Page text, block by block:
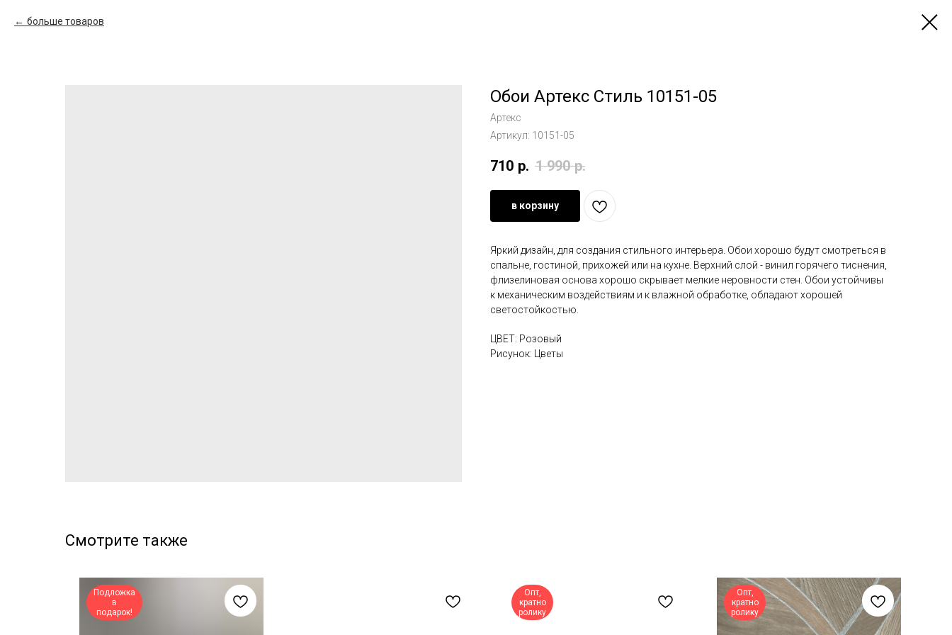
больше товаров
Обои Артекс Стиль 10151-05
Артекс
Артикул: 10151-05
710 р. 1 990 р.
в корзину
Яркий дизайн, для создания стильного интерьера. Обои хорошо будут смотреться в
спальне, гостиной, прихожей или на кухне. Верхний слой - винил горячего тиснения,
флизелиновая основа хорошо скрывает мелкие неровности стен. Обои устойчивы
к механическим воздействиям и к влажной обработке, обладают хорошей
светостойкостью.
ЦВЕТ: Розовый
Рисунок: Цветы
Смотрите также
Подложка
в
подарок!
Опт,
кратно
ролику
Опт,
кратно
ролику